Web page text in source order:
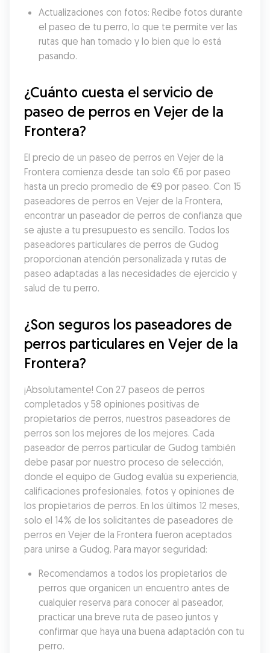
Actualizaciones con fotos: Recibe fotos durante
el paseo de tu perro, lo que te permite ver las
rutas que han tomado y lo bien que lo está
pasando.
¿Cuánto cuesta el servicio de
paseo de perros en Vejer de la
Frontera?
El precio de un paseo de perros en Vejer de la
Frontera comienza desde tan solo €6 por paseo
hasta un precio promedio de €9 por paseo. Con 15
paseadores de perros en Vejer de la Frontera,
encontrar un paseador de perros de confianza que
se ajuste a tu presupuesto es sencillo. Todos los
paseadores particulares de perros de Gudog
proporcionan atención personalizada y rutas de
paseo adaptadas a las necesidades de ejercicio y
salud de tu perro.
¿Son seguros los paseadores de
perros particulares en Vejer de la
Frontera?
¡Absolutamente! Con 27 paseos de perros
completados y 58 opiniones positivas de
propietarios de perros, nuestros paseadores de
perros son los mejores de los mejores. Cada
paseador de perros particular de Gudog también
debe pasar por nuestro proceso de selección,
donde el equipo de Gudog evalúa su experiencia,
calificaciones profesionales, fotos y opiniones de
los propietarios de perros. En los últimos 12 meses,
solo el 14% de los solicitantes de paseadores de
perros en Vejer de la Frontera fueron aceptados
para unirse a Gudog. Para mayor seguridad:
Recomendamos a todos los propietarios de
perros que organicen un encuentro antes de
cualquier reserva para conocer al paseador,
practicar una breve ruta de paseo juntos y
confirmar que haya una buena adaptación con tu
perro.